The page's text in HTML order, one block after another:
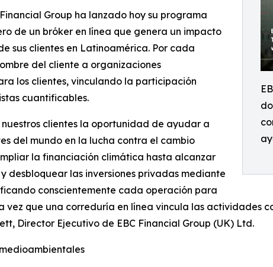
Group ha lanzado hoy su programa
de un bróker en línea que genera un impacto
sus clientes en Latinoamérica. Por cada
del cliente a organizaciones
los clientes, vinculando la participación
cuantificables.
clientes la oportunidad de ayudar a
del mundo en la lucha contra el cambio
la financiación climática hasta alcanzar
desbloquear las inversiones privadas mediante
conscientemente cada operación para
vez que una correduría en línea vincula las actividades
Director Ejecutivo de EBC Financial Group (UK) Ltd.